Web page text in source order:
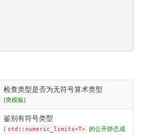
检查类型是否为无符号算术类型
(类模板)
鉴别有符号类型
( std::numeric_limits<T> 的公开静态成